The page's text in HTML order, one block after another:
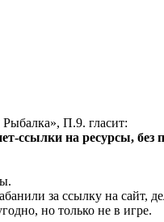
П.9. гласит:
на ресурсы, без
за ссылку на сайт,
но только не в игре.